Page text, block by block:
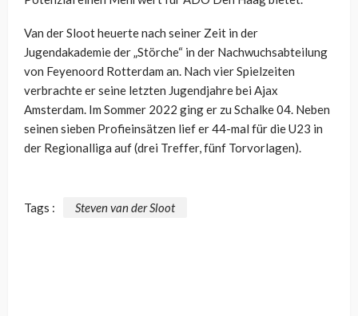
Van der Sloot heuerte nach seiner Zeit in der
Jugendakademie der „Störche“ in der Nachwuchsabteilung
von Feyenoord Rotterdam an. Nach vier Spielzeiten
verbrachte er seine letzten Jugendjahre bei Ajax
Amsterdam. Im Sommer 2022 ging er zu Schalke 04. Neben
seinen sieben Profieinsätzen lief er 44-mal für die U23 in
der Regionalliga auf (drei Treffer, fünf Torvorlagen).
Tags : Steven van der Sloot